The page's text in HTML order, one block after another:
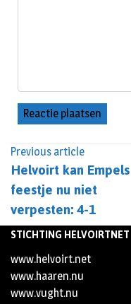
Previous article
Helvoirt kan Empels
feestje nu niet
verpesten: 4-1
STICHTING HELVOIRTNET
www.helvoirt.net
www.haaren.nu
www.vught.nu